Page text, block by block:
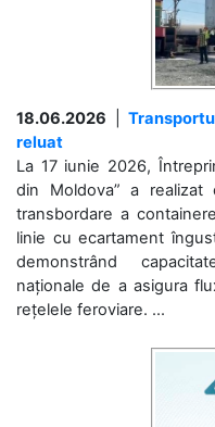
18.06.2026
reluat
La 17 iunie 2026,
din Moldova” a
transbordare a
linie cu ecartament
demonstrând
naționale de a asigura
rețelele feroviare. ...